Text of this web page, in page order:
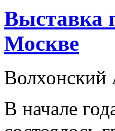
Выставка
Москве
Волхонский
В начале